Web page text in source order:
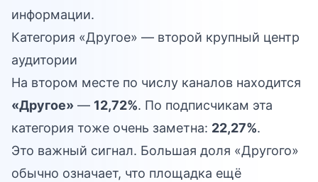
информации.
Категория «Другое» — второй крупный центр
аудитории
На втором месте по числу каналов находится
«Другое» — 12,72%. По подписчикам эта
категория тоже очень заметна: 22,27%.
Это важный сигнал. Большая доля «Другого»
обычно означает, что площадка ещё